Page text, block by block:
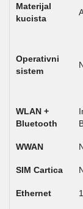
Materijal
kucista
Operativni
sistem
WLAN +
Bluetooth
WWAN
SIM Cartica
Ethernet